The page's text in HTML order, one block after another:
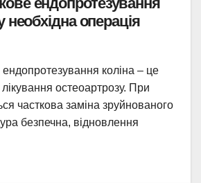
необхідна операція
коліна – це
остеоартрозу. При
часткова заміна зруйнованого
безпечна, відновлення